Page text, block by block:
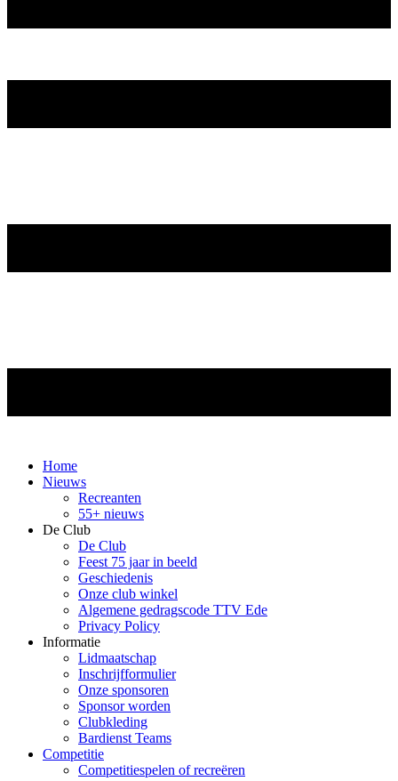
Home
Nieuws
Recreanten
55+ nieuws
De Club
De Club
Feest 75 jaar in beeld
Geschiedenis
Onze club winkel
Algemene gedragscode TTV Ede
Privacy Policy
Informatie
Lidmaatschap
Inschrijfformulier
Onze sponsoren
Sponsor worden
Clubkleding
Bardienst Teams
Competitie
Competitiespelen of recreëren